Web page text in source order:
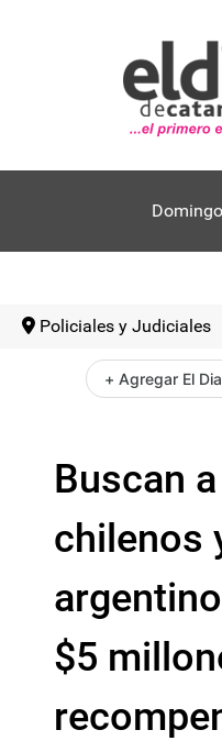
Policiales y Judiciales
+ Agregar El
Buscan
chilenos
$5